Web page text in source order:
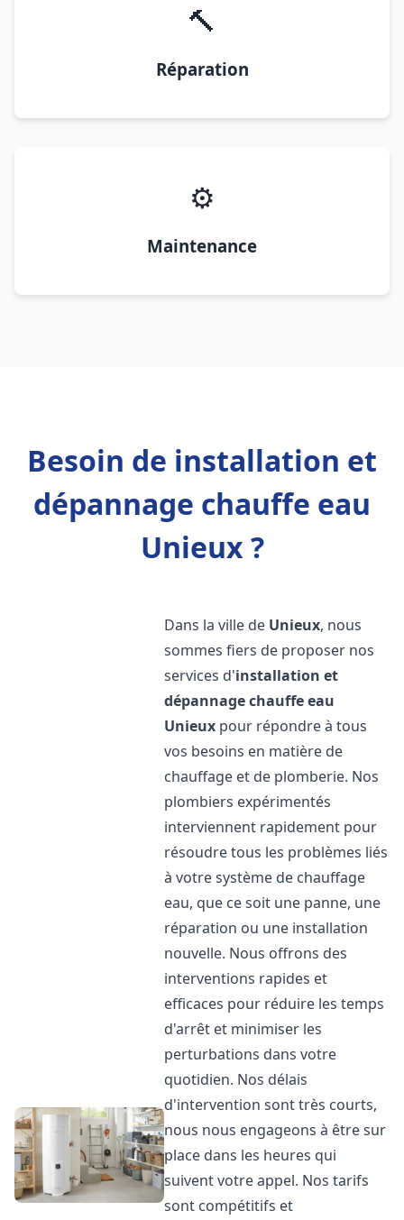
🔨
Réparation
⚙️
Maintenance
Besoin de installation et
dépannage chauffe eau
Unieux ?
Dans la ville de Unieux, nous
sommes fiers de proposer nos
services d'installation et
dépannage chauffe eau
Unieux pour répondre à tous
vos besoins en matière de
chauffage et de plomberie. Nos
plombiers expérimentés
interviennent rapidement pour
résoudre tous les problèmes liés
à votre système de chauffage
eau, que ce soit une panne, une
réparation ou une installation
nouvelle. Nous offrons des
interventions rapides et
efficaces pour réduire les temps
d'arrêt et minimiser les
perturbations dans votre
quotidien. Nos délais
d'intervention sont très courts,
nous nous engageons à être sur
place dans les heures qui
suivent votre appel. Nos tarifs
sont compétitifs et